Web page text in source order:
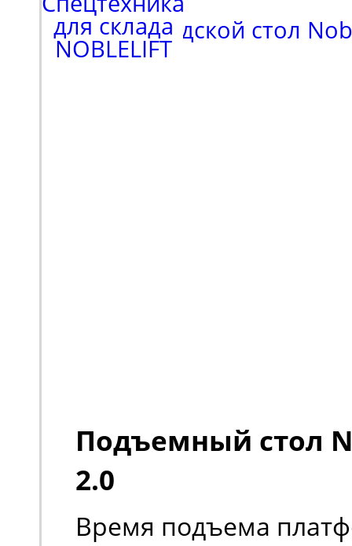
Подъемный стол
2.0
Время подъема